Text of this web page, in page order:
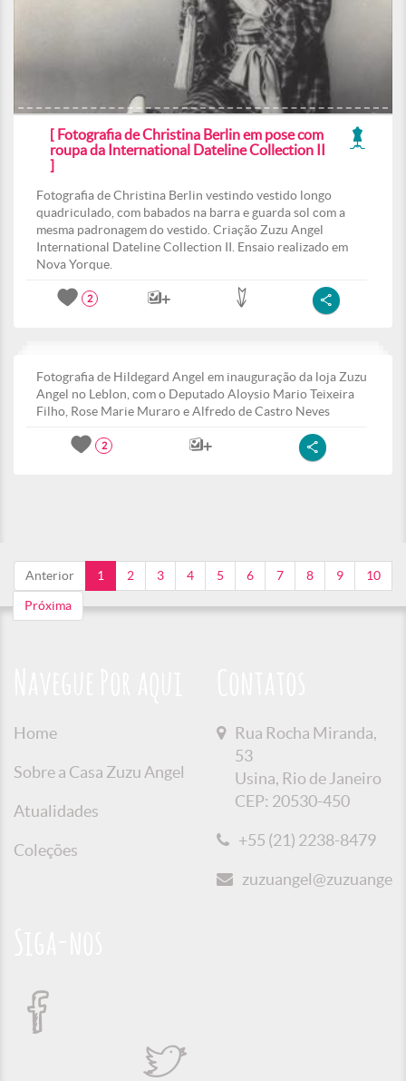
[ Fotografia de Christina Berlin em pose com
roupa da International Dateline Collection II
]
Fotografia de Christina Berlin vestindo vestido longo
quadriculado, com babados na barra e guarda sol com a
mesma padronagem do vestido. Criação Zuzu Angel
International Dateline Collection II. Ensaio realizado em
Nova Yorque.
2
Fotografia de Hildegard Angel em inauguração da loja Zuzu
Angel no Leblon, com o Deputado Aloysio Mario Teixeira
Filho, Rose Marie Muraro e Alfredo de Castro Neves
2
Anterior 1 2 3 4 5 6 7 8 9 10
Próxima
Home
Sobre a Casa Zuzu Angel
Atualidades
Coleções
Rua Rocha Miranda,
53
Usina, Rio de Janeiro
CEP: 20530-450
+55 (21) 2238-8479